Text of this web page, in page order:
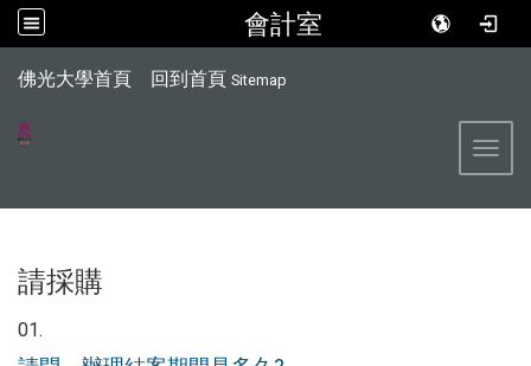
會計室
佛光大學首頁 回到首頁 Sitemap
請採購